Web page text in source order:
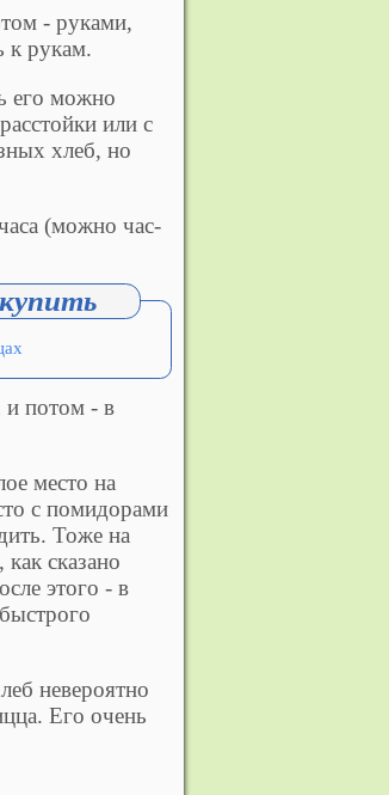
- руками,
к рукам.
его можно
или с
хлеб, но
(можно час-
и потом - в
место на
с помидорами
Тоже на
сказано
этого - в
невероятно
Его очень